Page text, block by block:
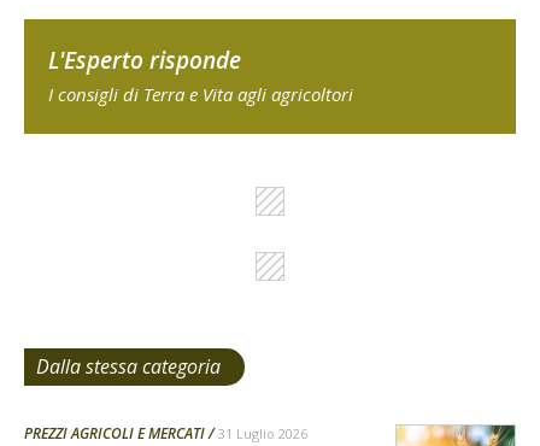
L'Esperto risponde
I consigli di Terra e Vita agli agricoltori
Dalla stessa categoria
PREZZI AGRICOLI E MERCATI 31 Luglio 2026